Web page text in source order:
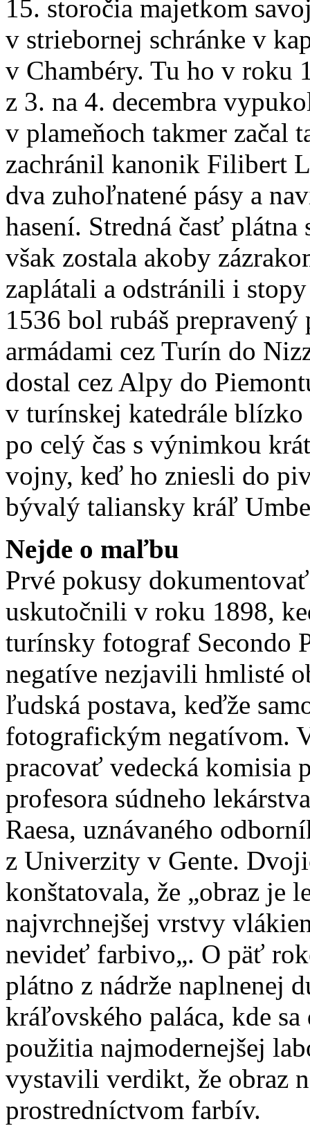
15. storočia majetkom
v striebornej schránke v
v Chambéry. Tu ho v roku
z 3. na 4. decembra
v plameňoch takmer začal
zachránil kanonik Filibert
dva zuhoľnatené pásy a
hasení. Stredná časť
však zostala akoby
zaplátali a odstránili i
1536 bol rubáš
armádami cez Turín do
dostal cez Alpy do
v turínskej katedrále
po celý čas s výnimkou
vojny, keď ho zniesli do
bývalý taliansky kráľ
Nejde o maľbu
Prvé pokusy
uskutočnili v roku 1898,
turínsky fotograf Secondo
negatíve nezjavili hmlisté
ľudská postava, keďže
fotografickým negatívom.
pracovať vedecká komisia
profesora súdneho
Raesa, uznávaného
z Univerzity v Gente.
konštatovala, že „obraz je
najvrchnejšej vrstvy
nevideť farbivo„. O päť
plátno z nádrže naplnenej
kráľovského paláca, kde
použitia najmodernejšej
vystavili verdikt, že obraz
prostredníctvom farbív.